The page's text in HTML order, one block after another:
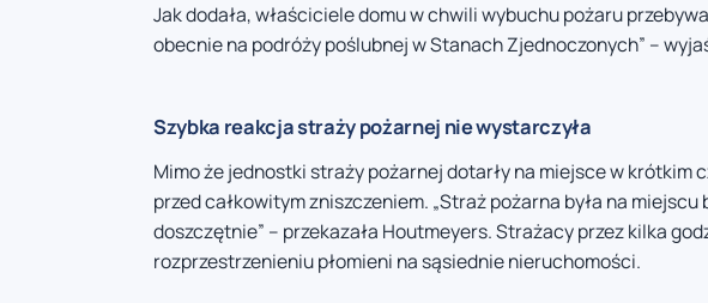
Jak dodała, właściciele domu w chwili wybuchu pożaru
obecnie na podróży poślubnej w Stanach Zjednoczonych” –
Szybka reakcja straży pożarnej nie wystarczyła
Mimo że jednostki straży pożarnej dotarły na miejsce w krótkim
przed całkowitym zniszczeniem. „Straż pożarna była na
doszczętnie” – przekazała Houtmeyers. Strażacy przez kilka
rozprzestrzenieniu płomieni na sąsiednie nieruchomości.